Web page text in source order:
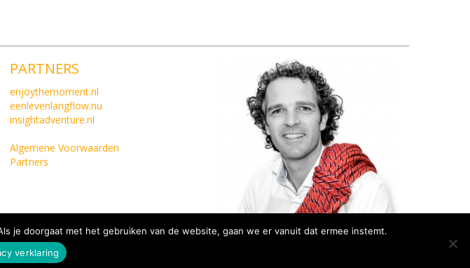
PARTNERS
enjoythemoment.nl
eenlevenlangflow.nu
insightadventure.nl
Algemene Voorwaarden
Partners
je doorgaat met het gebruiken van de website, gaan we er vanuit dat ermee instemt.
verklaring